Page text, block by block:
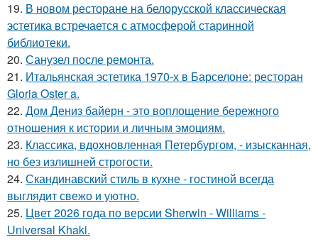
19. В новом ресторане на белорусской классическая
эстетика встречается с атмосферой старинной
библиотеки.
20. Санузел после ремонта.
21. Итальянская эстетика 1970-х в Барселоне: ресторан
Gloria Oster a.
22. Дом Дениз байерн - это воплощение бережного
отношения к истории и личным эмоциям.
23. Классика, вдохновленная Петербургом, - изысканная,
но без излишней строгости.
24. Скандинавский стиль в кухне - гостиной всегда
выглядит свежо и уютно.
25. Цвет 2026 года по версии Sherwin - Williams -
Universal Khaki.